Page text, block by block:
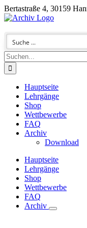
Zum
Inhalt
Bertastraße 4, 30159
Facebook
Instagram
YouTube
E-
Suche
nach:
Hauptseite
Lehrgänge
Shop
Wettbewerbe
FAQ
Archiv
Download
Hauptseite
Lehrgänge
Shop
Wettbewerbe
FAQ
Archiv